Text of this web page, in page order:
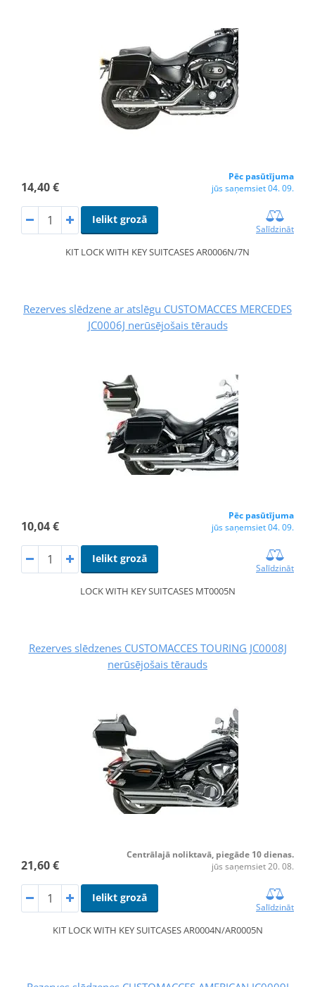
14,40 €
Pēc pasūtījuma
jūs saņemsiet 04. 09.
Ielikt grozā
Salīdzināt
KIT LOCK WITH KEY SUITCASES AR0006N/7N
Rezerves slēdzene ar atslēgu CUSTOMACCES MERCEDES
JC0006J nerūsējošais tērauds
10,04 €
Pēc pasūtījuma
jūs saņemsiet 04. 09.
Ielikt grozā
Salīdzināt
LOCK WITH KEY SUITCASES MT0005N
Rezerves slēdzenes CUSTOMACCES TOURING JC0008J
nerūsējošais tērauds
21,60 €
Centrālajā noliktavā, piegāde 10 dienas.
jūs saņemsiet 20. 08.
Ielikt grozā
Salīdzināt
KIT LOCK WITH KEY SUITCASES AR0004N/AR0005N